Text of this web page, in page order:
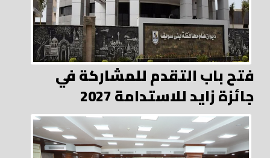
فتح باب التقدم للمشاركة في
جائزة زايد للاستدامة 2027